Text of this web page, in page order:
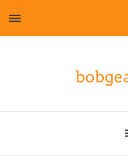
bobgear.se